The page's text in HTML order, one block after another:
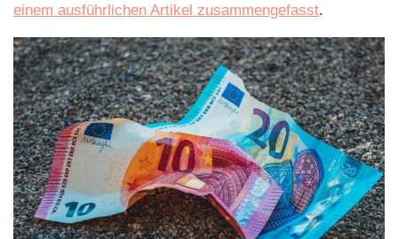
einem ausführlichen Artikel zusammengefasst.